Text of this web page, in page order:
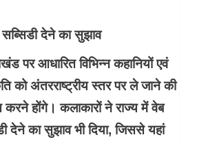
देने का सुझाव
पर आधारित विभिन्न कहानियों एवं
को अंतरराष्ट्रीय स्तर पर ले जाने की
करने होंगे। कलाकारों ने राज्य में वेब
देने का सुझाव भी दिया, जिससे यहां